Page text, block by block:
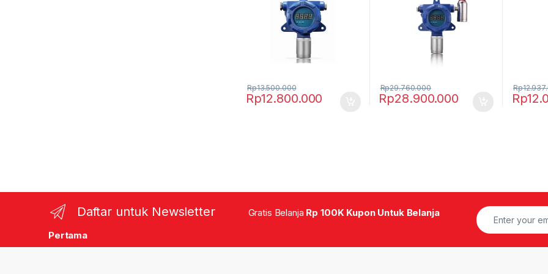
Rp12.800.000
Rp13.500.000
Rp28.900.000
Rp29.760.000
Rp
Rp
Daftar untuk Newsletter Gratis Belanja Rp 100K Kupon Untuk Belanja
Pertama